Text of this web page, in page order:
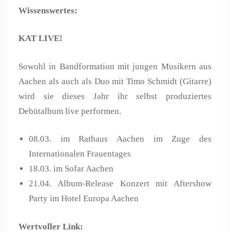
Wissenswertes:
KAT LIVE!
Sowohl in Bandformation mit jungen Musikern aus
Aachen als auch als Duo mit Timo Schmidt (Gitarre)
wird sie dieses Jahr ihr selbst produziertes
Debütalbum live performen.
08.03. im Rathaus Aachen im Zuge des
Internationalen Frauentages
18.03. im Sofar Aachen
21.04. Album-Release Konzert mit Aftershow
Party im Hotel Europa Aachen
Wertvoller Link: